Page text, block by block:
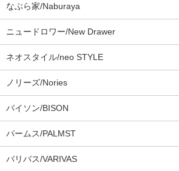
なぶら家/Naburaya
ニュードロワー/New Drawer
ネオスタイル/neo STYLE
ノリーズ/Nories
バイソン/BISON
パームス/PALMST
バリバス/VARIVAS